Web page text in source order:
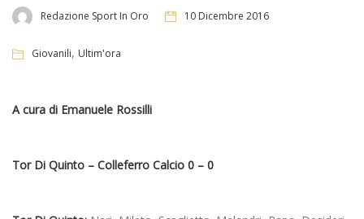
Redazione Sport In Oro 10 Dicembre 2016
Giovanili, Ultim'ora
A cura di Emanuele Rossilli
Tor Di Quinto – Colleferro Calcio 0 – 0